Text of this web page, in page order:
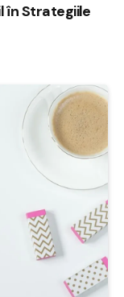
în Strategiile